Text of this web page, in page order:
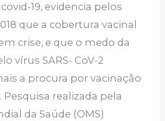
19, evidencia pelos
que a cobertura vacinal
crise, e que o medo da
vírus SARS- CoV-2
a procura por vacinação
Pesquisa realizada pela
da Saúde (OMS)